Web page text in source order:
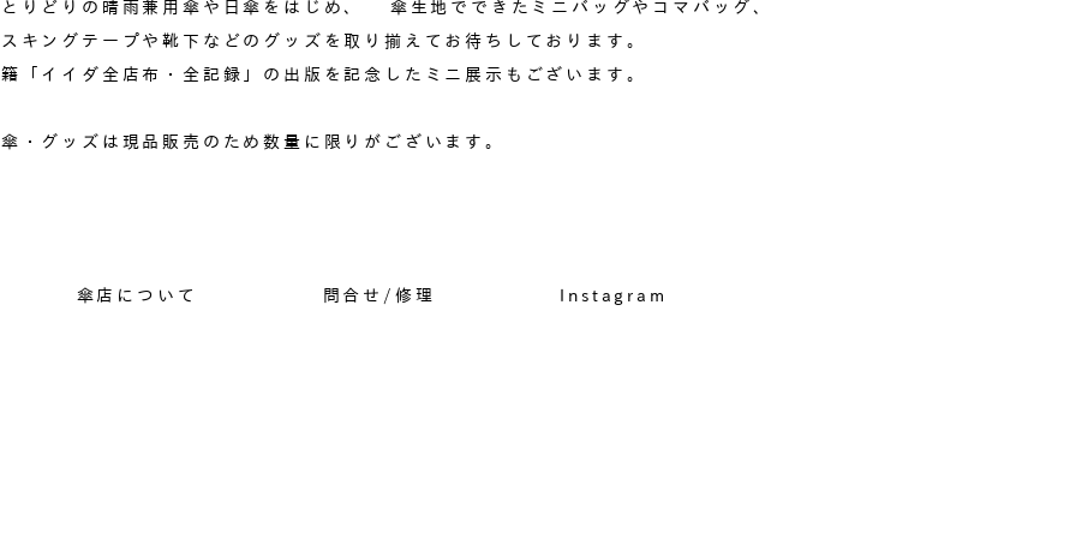
りどりの晴雨兼用傘や日傘をはじめ、 傘生地でできたミニバッグやコマバッグ、
キングテープや靴下などのグッズを取り揃えてお待ちしております。
「イイダ全店布・全記録」の出版を記念したミニ展示もございます。
・グッズは現品販売のため数量に限りがございます。
傘店について 問合せ/修理 Instagram